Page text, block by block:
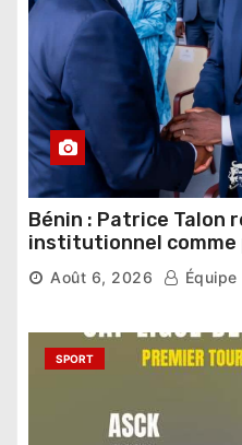
Bénin : Patrice Talon
institutionnel comme
Sénat
Août 6, 2026
SPORT